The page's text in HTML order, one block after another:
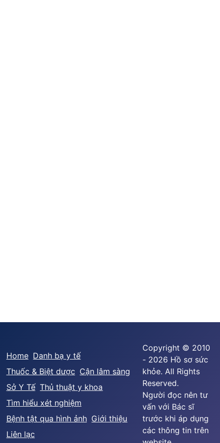
Home Danh bạ y tế
Thuốc & Biệt dược Cận lâm sàng
Sở Y Tế Thủ thuật y khoa
Tìm hiểu xét nghiệm
Bệnh tật qua hình ảnh Giới thiệu
Liên lạc
Copyright © 2010
- 2026 Hồ sơ sức
khỏe. All Rights
Reserved.
Người đọc nên tư
vấn với Bác sĩ
trước khi áp dụng
các thông tin trên